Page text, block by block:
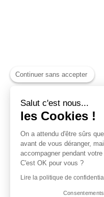
Nos
Nid douillet
Madame Poule
Monsieur Coq
Les poussins
Continuer sans accepter
Salut c'est nous...
les Cookies !
On a attendu d'être sûrs
avant de vous déranger,
accompagner pendant
C'est OK pour vous ?
Lire la politique de